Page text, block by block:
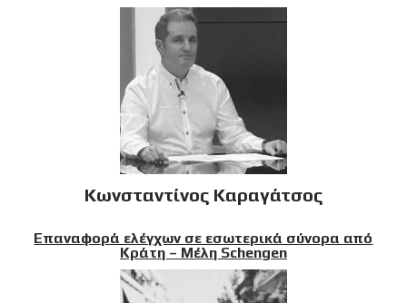
Κωνσταντίνος Καραγάτσος
Επαναφορά ελέγχων σε εσωτερικά σύνορα από
Κράτη – Μέλη Schengen